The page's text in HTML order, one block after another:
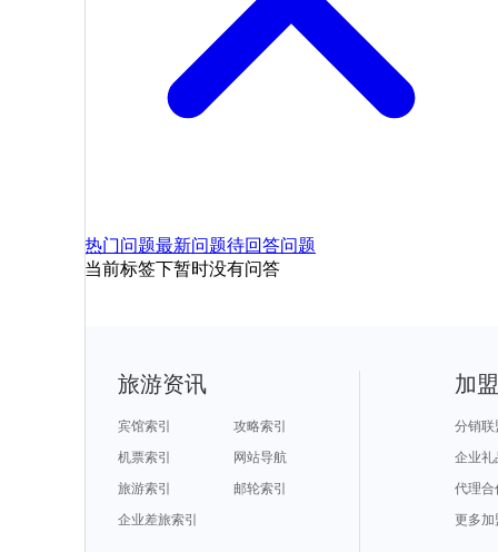
热门问题最新问题待回答问题
当前标签下暂时没有问答
旅游资讯
宾馆索引
攻略索引
机票索引
网站导航
旅游索引
邮轮索引
企业差旅索引
加
分销联
企业礼
代理合
更多加